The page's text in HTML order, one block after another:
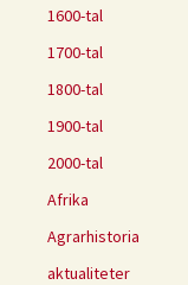
1600-tal
1700-tal
1800-tal
1900-tal
2000-tal
Afrika
Agrarhistoria
aktualiteter